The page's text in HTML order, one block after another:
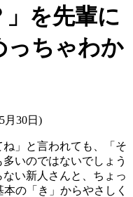
」を先輩に
っちゃわか
月30日 )
」と言われても、「そ
いのではないでしょう
い新人さんと、ちょっ
の「き」からやさしく